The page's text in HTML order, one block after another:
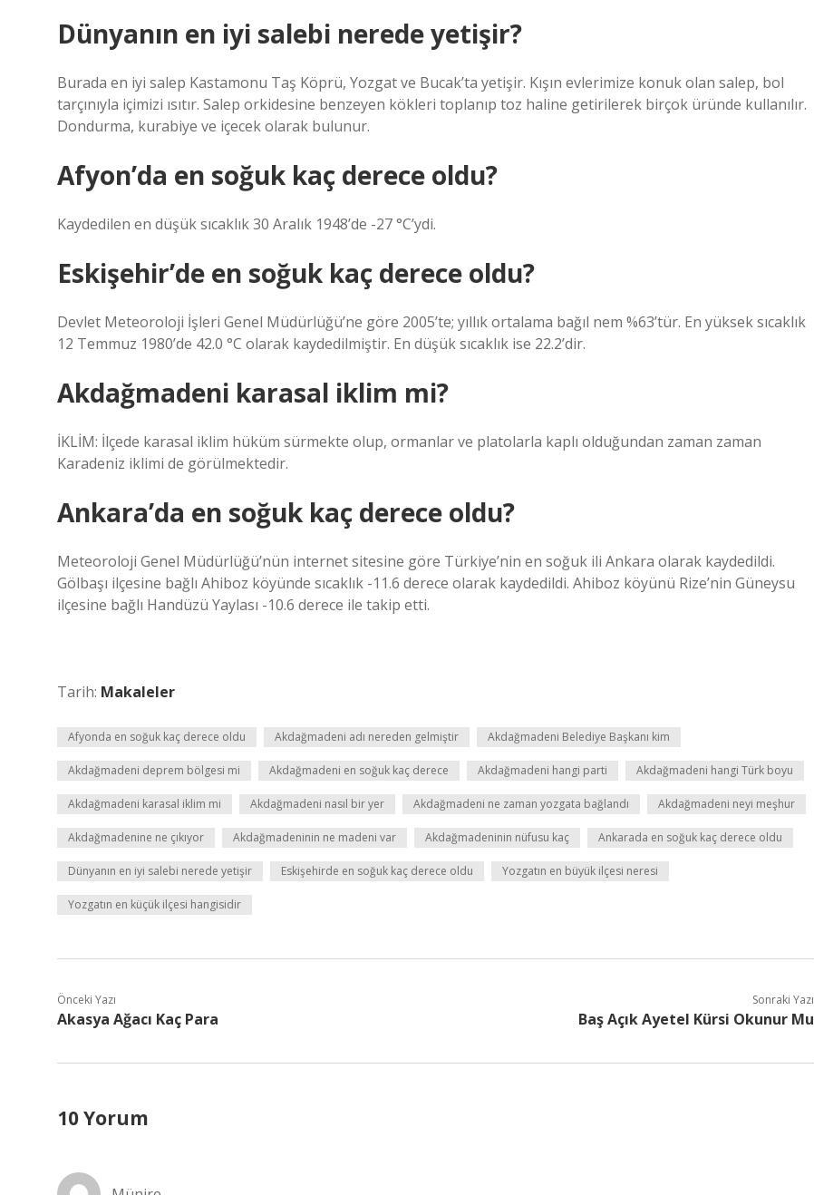
Dünyanın en iyi salebi nerede yetişir?
Burada en iyi salep Kastamonu Taş Köprü, Yozgat ve Bucak’ta yetişir. Kışın evlerimize konuk olan salep, bol
tarçınıyla içimizi ısıtır. Salep orkidesine benzeyen kökleri toplanıp toz haline getirilerek birçok üründe kullanılır.
Dondurma, kurabiye ve içecek olarak bulunur.
Afyon’da en soğuk kaç derece oldu?
Kaydedilen en düşük sıcaklık 30 Aralık 1948’de -27 °C’ydi.
Eskişehir’de en soğuk kaç derece oldu?
Devlet Meteoroloji İşleri Genel Müdürlüğü’ne göre 2005’te; yıllık ortalama bağıl nem %63’tür. En yüksek sıcaklık
12 Temmuz 1980’de 42.0 °C olarak kaydedilmiştir. En düşük sıcaklık ise 22.2’dir.
Akdağmadeni karasal iklim mi?
İKLİM: İlçede karasal iklim hüküm sürmekte olup, ormanlar ve platolarla kaplı olduğundan zaman zaman
Karadeniz iklimi de görülmektedir.
Ankara’da en soğuk kaç derece oldu?
Meteoroloji Genel Müdürlüğü’nün internet sitesine göre Türkiye’nin en soğuk ili Ankara olarak kaydedildi.
Gölbaşı ilçesine bağlı Ahiboz köyünde sıcaklık -11.6 derece olarak kaydedildi. Ahiboz köyünü Rize’nin Güneysu
ilçesine bağlı Handüzü Yaylası -10.6 derece ile takip etti.
Tarih: Makaleler
Afyonda en soğuk kaç derece oldu Akdağmadeni adı nereden gelmiştir Akdağmadeni Belediye Başkanı kim
Akdağmadeni deprem bölgesi mi Akdağmadeni en soğuk kaç derece Akdağmadeni hangi parti Akdağmadeni hangi Türk boyu
Akdağmadeni karasal iklim mi Akdağmadeni nasıl bir yer Akdağmadeni ne zaman yozgata bağlandı Akdağmadeni neyi meşhur
Akdağmadenine ne çıkıyor Akdağmadeninin ne madeni var Akdağmadeninin nüfusu kaç Ankarada en soğuk kaç derece oldu
Dünyanın en iyi salebi nerede yetişir Eskişehirde en soğuk kaç derece oldu Yozgatın en büyük ilçesi neresi
Yozgatın en küçük ilçesi hangisidir
Önceki Yazı
Akasya Ağacı Kaç Para
Sonraki Yazı
Baş Açık Ayetel Kürsi Okunur Mu
10 Yorum